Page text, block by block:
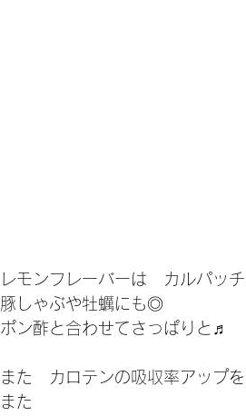
レモンフレーバーは　カルパッ
豚しゃぶや牡蠣にも◎
ポン酢と合わせてさっぱりと♬
また　カロテンの吸収率アップ
また